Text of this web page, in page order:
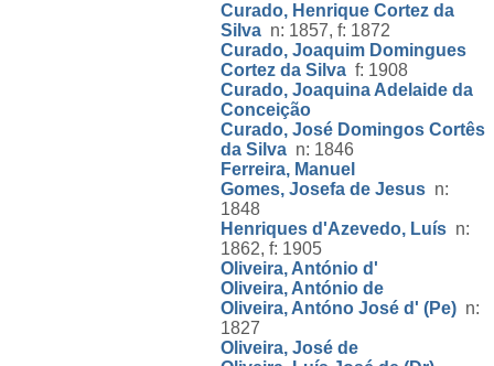
Curado, Henrique Cortez da
Silva n: 1857, f: 1872
Curado, Joaquim Domingues
Cortez da Silva f: 1908
Curado, Joaquina Adelaide da
Conceição
Curado, José Domingos Cortês
da Silva n: 1846
Ferreira, Manuel
Gomes, Josefa de Jesus n:
1848
Henriques d'Azevedo, Luís n:
1862, f: 1905
Oliveira, António d'
Oliveira, António de
Oliveira, Antóno José d' (Pe) n:
1827
Oliveira, José de